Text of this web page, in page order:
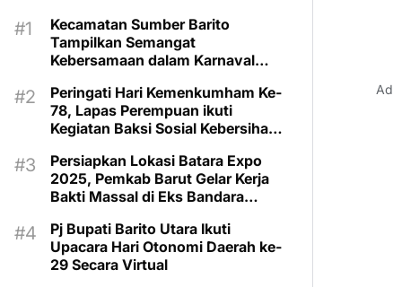
Kecamatan Sumber Barito
Tampilkan Semangat
Kebersamaan dalam Karnaval
Peringati Hari Kemenkumham Ke-
78, Lapas Perempuan ikuti
Kegiatan Baksi Sosial Kebersihan
Persiapkan Lokasi Batara Expo
2025, Pemkab Barut Gelar Kerja
Bakti Massal di Eks Bandara
Pj Bupati Barito Utara Ikuti
Upacara Hari Otonomi Daerah ke-
29 Secara Virtual
Ad